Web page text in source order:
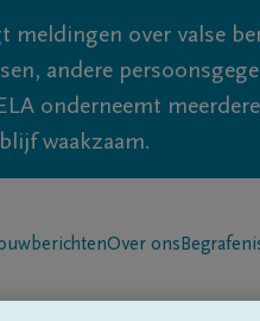
meldingen over valse
andere
onderneemt
waakzaam.
Over ons